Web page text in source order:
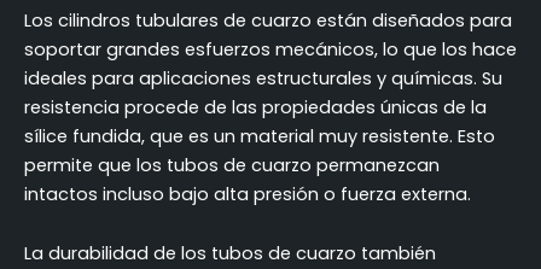
Los cilindros tubulares de cuarzo están diseñados para
soportar grandes esfuerzos mecánicos, lo que los hace
ideales para aplicaciones estructurales y químicas. Su
resistencia procede de las propiedades únicas de la
sílice fundida, que es un material muy resistente. Esto
permite que los tubos de cuarzo permanezcan
intactos incluso bajo alta presión o fuerza externa.
La durabilidad de los tubos de cuarzo también